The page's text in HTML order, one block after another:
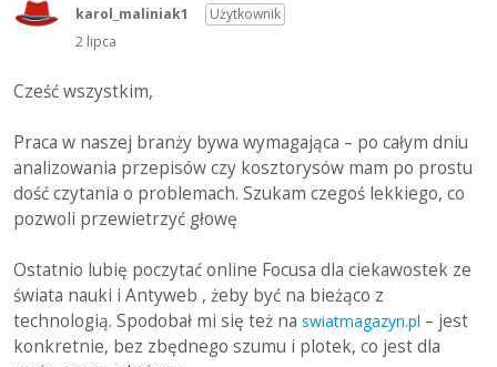
karol_maliniak1
Użytkownik
2 lipca
Cześć wszystkim,
Praca w naszej branży bywa wymagająca – po całym dniu
analizowania przepisów czy kosztorysów mam po prostu
dość czytania o problemach. Szukam czegoś lekkiego, co
pozwoli przewietrzyć głowę
Ostatnio lubię poczytać online Focusa dla ciekawostek ze
świata nauki i Antyweb , żeby być na bieżąco z
technologią. Spodobał mi się też na swiatmagazyn.pl – jest
konkretnie, bez zbędnego szumu i plotek, co jest dla